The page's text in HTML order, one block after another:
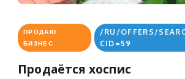
ПРОДАЮ
БИЗНЕС
/RU/OFFERS/
CID=59
Продаётся хоспис